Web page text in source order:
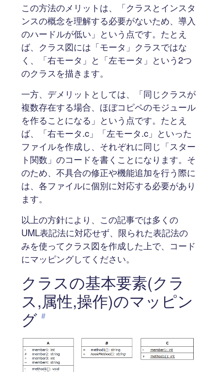
この方法のメリットは、「クラスとインスタ
ンスの概念を理解する必要がないため、導入
のハードルが低い」という点です。たとえ
ば、クラス図には「モータ」クラスではな
く、「右モータ」と「左モータ」という2つ
のクラスを描きます。
一方、デメリットとしては、「同じクラスが
複数存在する場合、ほぼコピペのモジュール
を作ることになる」という点です。たとえ
ば、「右モータ.c」「左モータ.c」といった
ファイルを作成し、それぞれに同じ「スター
ト関数」のコードを書くことになります。そ
のため、不具合の修正や機能追加を行う際に
は、各ファイルに個別に対応する必要があり
ます。
以上の方針により、この記事では多くの
UML表記法に対応せず、限られた表記法の
みを使ってクラス図を作成した上で、コード
にマッピングしてください。
クラスの基本要素(クラ
ス,属性,操作)のマッピン
グ #